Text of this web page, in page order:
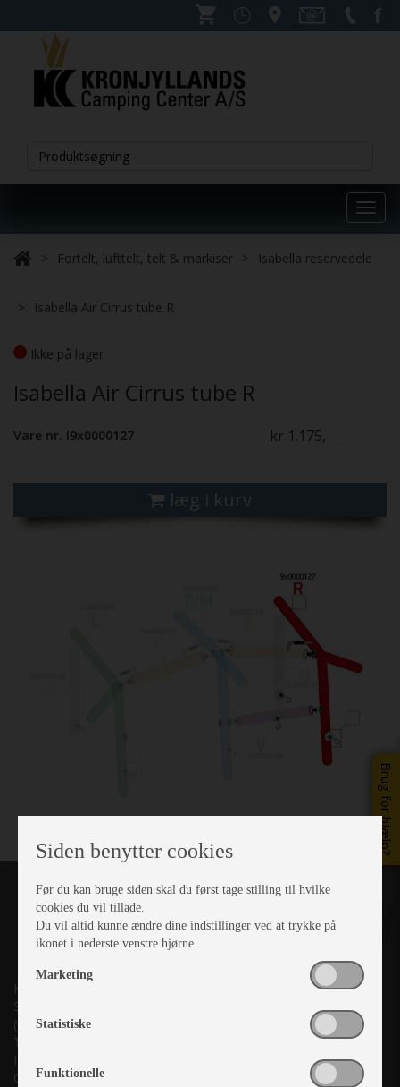
Brug for hjælp?
Fortelt, lufttelt, telt & markiser Isabella reservedele
Isabella Air Cirrus tube R
Ikke på lager
Isabella Air Cirrus tube R
Vare nr. I9x0000127 kr 1.175,-
læg i kurv
Kronjyllands Camping Center A/S
Suderholmen 10, 8960 Randers SØ
(Lige ud til Grenåvej)
Tlf. +45 87 10 98 70
Info@as-kcc.dk
CVR: 33 38 77 33
Siden benytter cookies
Før du kan bruge siden skal du først tage stilling til hvilke
cookies du vil tillade.
Du vil altid kunne ændre dine indstillinger ved at trykke på
ikonet i nederste venstre hjørne.
Marketing
Statistiske
Funktionelle